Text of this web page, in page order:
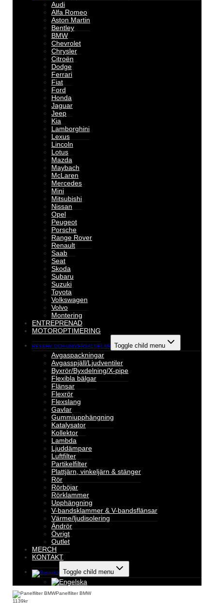
Audi
Alfa Romeo
Aston Martin
Bentley
BMW
Chevrolet
Chrysler
Citroën
Dodge
Ferrari
Fiat
Ford
Honda
Jaguar
Jeep
Kia
Lamborghini
Lexus
Lincoln
Lotus
Mazda
Maybach
McLaren
Mercedes
Mini
Mitsubishi
Nissan
Opel
Peugeot
Porsche
Range Rover
Renault
Saab
Seat
Skoda
Subaru
Suzuki
Toyota
Volkswagen
Volvo
Montering
ENTREPRENAD
MOTOROPTIMERING
RESERV OCH UNIVERSALDELAR Toggle child menu
Avgaspackningar
Avgasspjäll/Ljudventiler
Byxrör/Byxdelning/X-pipe
Flexibla bälgar
Flänsar
Flexrör
Flexslang
Gavlar
Gummiupphängning
Katalysator
Kollektor
Lambda
Ljuddämpare
Luftfilter
Partikelfilter
Plattjärn, vinkeljärn & stänger
Rör
Rörböjar
Rörklammer
Upphängning
V-bandsklammer & V-bandsflänsar
Värme/ljudisolering
Ändrör
Övrigt
Outlet
MERCH
KONTAKT
Toggle child menu
Panelfilter BMW
1139kr